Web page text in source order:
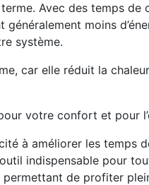
Avec des temps de
moins
système.
car elle réduit la
votre confort et pour
à améliorer les temps
indispensable pour
permettant de profiter